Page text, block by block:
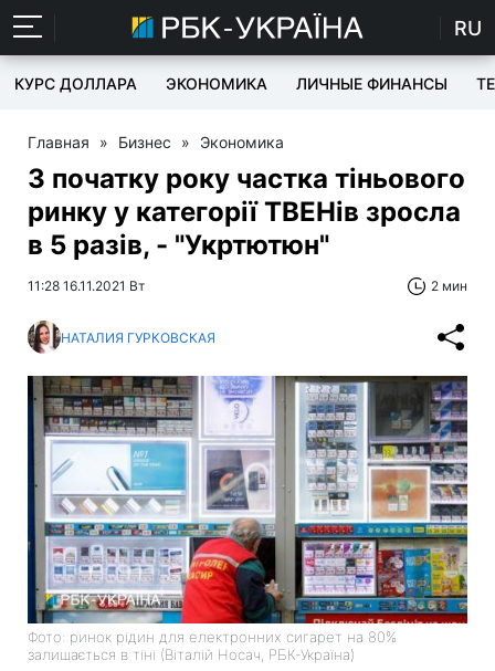
RU
КУРС ДОЛЛАРА ЭКОНОМИКА ЛИЧНЫЕ ФИНАНСЫ
Главная » Бизнес » Экономика
З початку року частка тіньового
ринку у категорії ТВЕНів зросла
в 5 разів, - "Укртютюн"
11:28 16.11.2021 Вт 2 мин
НАТАЛИЯ ГУРКОВСКАЯ
Фото: ринок рідин для електронних сигарет на 80%
залишається в тіні (Віталій Носач, РБК-Україна)